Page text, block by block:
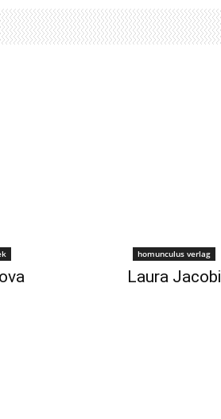
homunculus verlag
Laura Jacobi